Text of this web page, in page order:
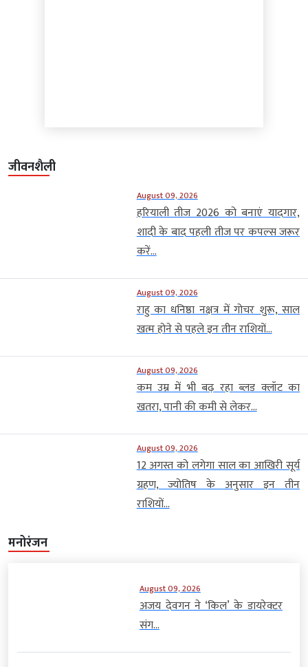
जीवनशैली
August 09, 2026
हरियाली तीज 2026 को बनाएं यादगार,
शादी के बाद पहली तीज पर कपल्स जरूर
करें...
August 09, 2026
राहु का धनिष्ठा नक्षत्र में गोचर शुरू, साल
खत्म होने से पहले इन तीन राशियों...
August 09, 2026
कम उम्र में भी बढ़ रहा ब्लड क्लॉट का
खतरा, पानी की कमी से लेकर...
August 09, 2026
12 अगस्त को लगेगा साल का आखिरी सूर्य
ग्रहण, ज्योतिष के अनुसार इन तीन
राशियों...
मनोरंजन
August 09, 2026
अजय देवगन ने ‘किल’ के डायरेक्टर
संग...